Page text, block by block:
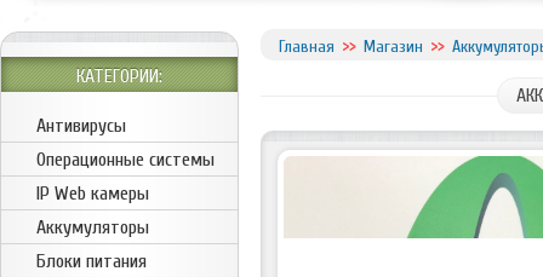
Главная Магазин
КАТЕГОРИИ:
Антивирусы
Операционные системы
IP Web камеры
Аккумуляторы
Блоки питания